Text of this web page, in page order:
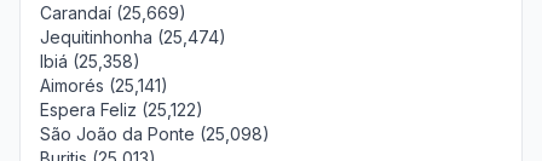
Carandaí (25,669)
Jequitinhonha (25,474)
Ibiá (25,358)
Aimorés (25,141)
Espera Feliz (25,122)
São João da Ponte (25,098)